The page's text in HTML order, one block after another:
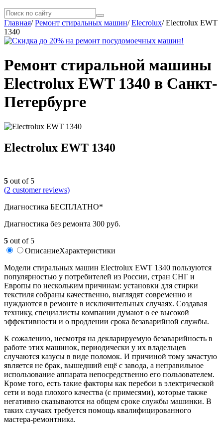
Главная/Ремонт стиральных машин/Elecrolux/Electrolux EWT
1340
Ремонт стиральной машины
Electrolux EWT 1340 в Санкт-
Петербурге
Electrolux EWT 1340
5 out of 5
(2 customer reviews)
Диагностика БЕСПЛАТНО*
Диагностика без ремонта 300 руб.
5 out of 5
ОписаниеХарактеристики
Модели стиральных машин Electrolux EWT 1340 пользуются
популярностью у потребителей из России, стран СНГ и
Европы по нескольким причинам: установки для стирки
текстиля собраны качественно, выглядят современно и
нуждаются в ремонте в исключительных случаях. Создавая
технику, специалисты компании думают о ее высокой
эффективности и о продлении срока безаварийной службы.
К сожалению, несмотря на декларируемую безаварийность в
работе этих машинок, периодически у их владельцев
случаются казусы в виде поломок. И причиной тому зачастую
является не брак, вышедший ещё с завода, а неправильное
использование аппарата непосредственно его пользователем.
Кроме того, есть такие факторы как перебои в электрической
сети и вода плохого качества (с примесями), которые также
негативно сказываются на общем сроке службы машинки. В
таких случаях требуется помощь квалифицированного
мастера-ремонтника.